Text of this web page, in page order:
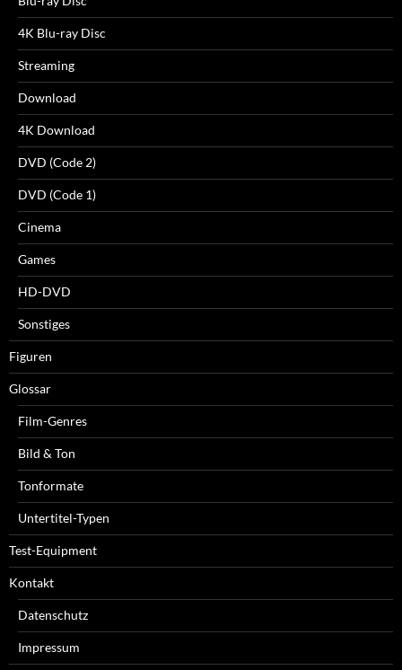
4K Blu-ray Disc
Streaming
Download
4K Download
DVD (Code 2)
DVD (Code 1)
Cinema
Games
HD-DVD
Sonstiges
Figuren
Glossar
Film-Genres
Bild & Ton
Tonformate
Untertitel-Typen
Test-Equipment
Kontakt
Datenschutz
Impressum